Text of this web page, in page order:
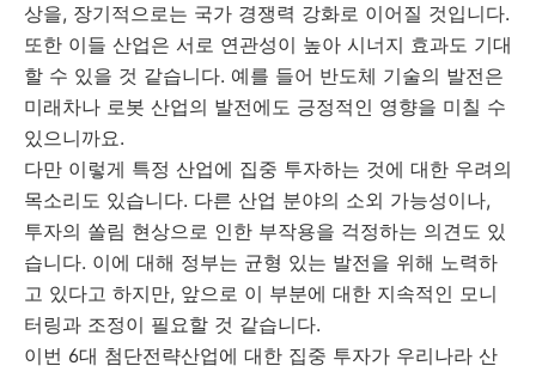
상을, 장기적으로는 국가 경쟁력 강화로 이어질 것입니다.
또한 이들 산업은 서로 연관성이 높아 시너지 효과도 기대
할 수 있을 것 같습니다. 예를 들어 반도체 기술의 발전은
미래차나 로봇 산업의 발전에도 긍정적인 영향을 미칠 수
있으니까요.
다만 이렇게 특정 산업에 집중 투자하는 것에 대한 우려의
목소리도 있습니다. 다른 산업 분야의 소외 가능성이나,
투자의 쏠림 현상으로 인한 부작용을 걱정하는 의견도 있
습니다. 이에 대해 정부는 균형 있는 발전을 위해 노력하
고 있다고 하지만, 앞으로 이 부분에 대한 지속적인 모니
터링과 조정이 필요할 것 같습니다.
이번 6대 첨단전략산업에 대한 집중 투자가 우리나라 산